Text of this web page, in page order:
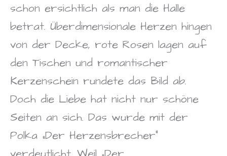
schon ersichtlich als man die Halle
betrat. Überdimensionale Herzen hingen
von der Decke, rote Rosen lagen auf
den Tischen und romantischer
Kerzenschein rundete das Bild ab.
Doch die Liebe hat nicht nur schöne
Seiten an sich. Das wurde mit der
Polka „Der Herzensbrecher“